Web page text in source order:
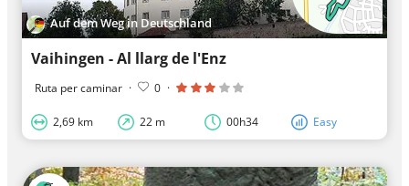
Auf dem Weg in Deutschland
Vaihingen - Al llarg de l'Enz
Ruta per caminar · 0 ·
2,69 km 22 m 00h34 Easy